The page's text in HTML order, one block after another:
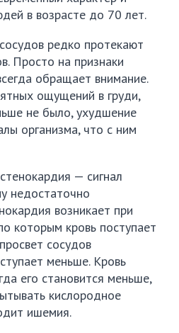
в возрасте до 70 лет.
редко протекают
Просто на признаки
обращает внимание.
ощущений в груди,
не было, ухудшение
организма, что с ним
— сигнал
недостаточно
возникает при
которым кровь поступает
сосудов
меньше. Кровь
его становится меньше,
кислородное
ишемия.